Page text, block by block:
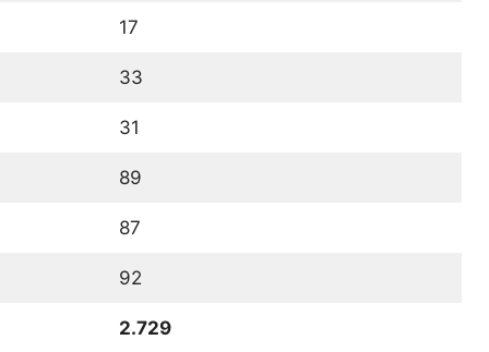
17
33
31
89
87
92
2.729